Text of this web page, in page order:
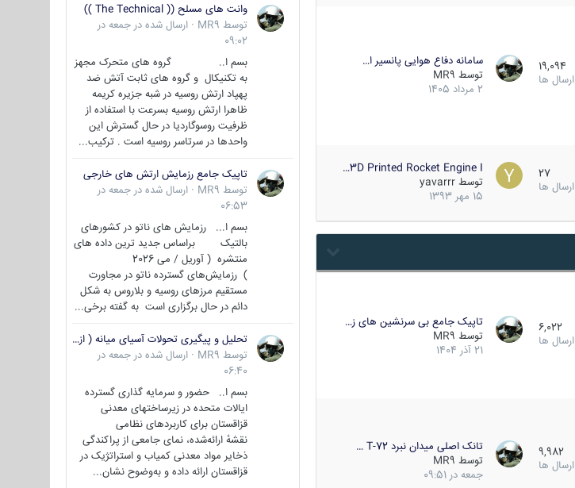
19,094
ارسال ها
سامانه دفاع هوایی پانسیر ا…
توسط MR9
2 مرداد 1405
27
ارسال ها
3D Printed Rocket Engine I…
توسط yavarrr
15 مهر 1393
6,022
ارسال ها
تاپیک جامع بی سرنشین های ز…
توسط MR9
21 آذر 1404
9,982
ارسال ها
تانک اصلی میدان نبرد T-72 …
توسط MR9
جمعه در 09:51
وانت های مسلح (( The Technical ))
توسط MR9
· ارسال شده در جمعه در
09:02
بسم ا.. گروه های متحرک مجهز
به تکنیکال و گروه های ثابت آتش ضد
پهپاد ارتش روسیه در شبه جزیره کریمه
ظاهرا ارتش روسیه بسرعت با استفاده از
ظرفیت روسوگاردیا در حال گسترش این
واحدها در سرتاسر روسیه است . ترکیب...
تاپیک جامع رزمایش ارتش های خارجی
توسط MR9
· ارسال شده در جمعه در
06:53
بسم ا... رزمایش های ناتو در کشورهای
بالتیک براساس جدید ترین داده های
منتشره ( آوریل / می 2026
) رزمایش‌های گسترده ناتو در مجاورت
مستقیم مرزهای روسیه و بلاروس به شکل
دائم در حال برگزاری است به گفته برخی...
تحلیل و پیگیری تحولات آسیای میانه ( ازبکستان، تاجیکستان، ترکمنستان، قزاقستان و قرقیزستان )
توسط MR9
· ارسال شده در جمعه در
06:40
بسم ا.. حضور و سرمایه گذاری گسترده
ایالات متحده در زیرساختهای معدنی
قزاقستان برای کاربردهای نظامی
نقشهٔ ارائه‌شده، نمای جامعی از پراکندگی
ذخایر مواد معدنی کمیاب و استراتژیک در
قزاقستان ارائه داده و به‌وضوح نشان...